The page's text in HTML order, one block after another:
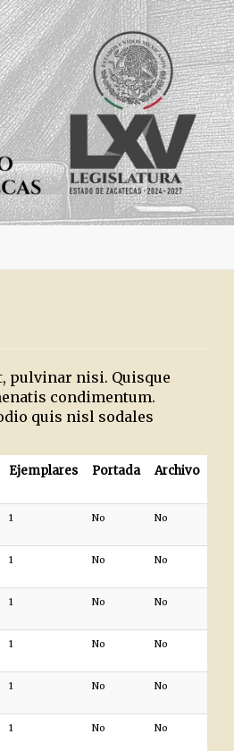
pulvinar nisi. Quisque
condimentum.
quis nisl sodales
Ejemplares Portada Archivo
1 No No
1 No No
1 No No
1 No No
1 No No
1 No No